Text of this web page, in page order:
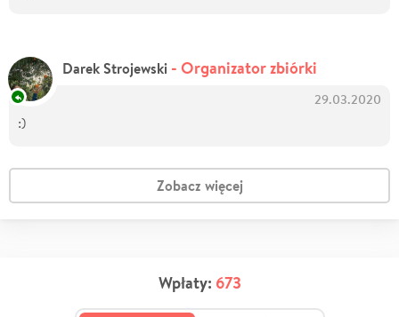
Darek Strojewski - Organizator zbiórki
29.03.2020
:)
Zobacz więcej
Wpłaty: 673